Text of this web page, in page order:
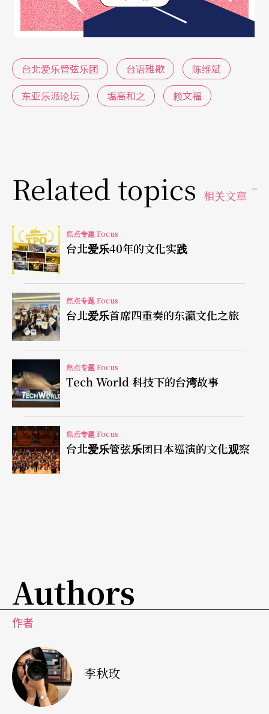
这稳定性的关键，在于天皇制度：「天皇周边的高
阶层人士会去学习雅乐、研究雅乐、欣赏雅乐。」
然而，琵琶的历史在镰仓时代（12世纪）迎来了革
命性的转捩点。随著《平家物语》的诞生，日本音
乐出现了第一个完全本土化的作品。《平家物语》
塩高和之总结，镰仓时代是包括茶道、花道在内，
虽然江户时代琵琶一度因琉球传入的三味线普及而
衰落，但在江户末期，萨摩地区（鹿儿岛）诞生了
新的萨摩琵琶弹唱形式，强调边弹边唱，将想要讲
述的故事表现出来。
进入现代，琵琶在战后与军国主义的联想一度使其
衰退，但在1960年代末，鹤田锦史等大师开始将琵
琶从歌唱伴奏转变为纯乐器演奏，并与武满彻合
作，走向国际。塩高和之为第一讲做出深刻的结
语：「仅模仿师父的技艺，传统会逐渐贫乏；唯有
理解『师所见的世界』，内化其精神，才能真正承
继传统并创造新的文化。」
台北爱乐管弦乐团 台语雅歌
陈维斌
东亚乐派论坛
塩高和之 赖文福
Related topics 相关文章
焦点专题 Focus
台北爱乐40年的文化实践
焦点专题 Focus
台北爱乐首席四重奏的东瀛文化之旅
焦点专题 Focus
Tech World 科技下的台湾故事
焦点专题 Focus
台北爱乐管弦乐团日本巡演的文化观察
Authors
作者
李秋玫